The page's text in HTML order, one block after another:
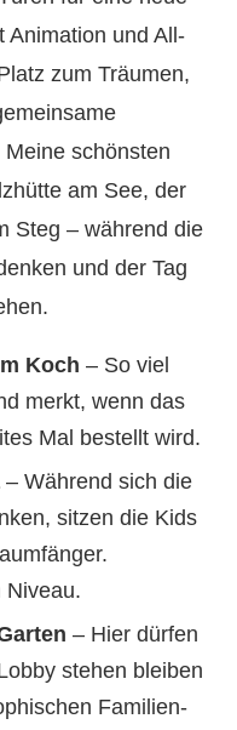
Animation und All-
zum Träumen,
schönsten
am See, der
Steg – während die
und der Tag
Koch – So viel
merkt, wenn das
Mal bestellt wird.
– Während sich die
sitzen die Kids
Niveau.
– Hier dürfen
stehen bleiben
Familien-